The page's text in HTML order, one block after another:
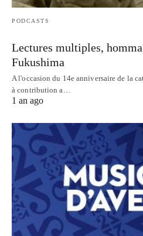
PODCASTS
Lectures multiples,
Fukushima
A l'occasion du 14e anniversaire de la
à contribution a…
1 an ago